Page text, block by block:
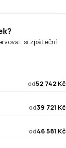
si zpáteční
od52 742 Kč
od39 721 Kč
od46 581 Kč